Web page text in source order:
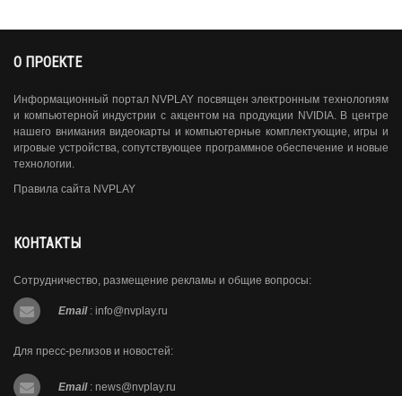
О ПРОЕКТЕ
Информационный портал NVPLAY посвящен электронным технологиям
и компьютерной индустрии с акцентом на продукции NVIDIA. В центре
нашего внимания видеокарты и компьютерные комплектующие, игры и
игровые устройства, сопутствующее программное обеспечение и новые
технологии.
Правила сайта NVPLAY
КОНТАКТЫ
Сотрудничество, размещение рекламы и общие вопросы:
Email : info@nvplay.ru
Для пресс-релизов и новостей:
Email : news@nvplay.ru